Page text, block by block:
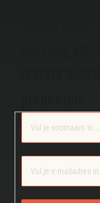
Section